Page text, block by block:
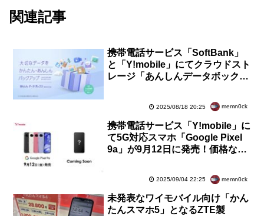
関連記事
携帯電話サービス「SoftBank」
と「Y!mobile」にてクラウドスト
レージ「あんしんデータボック
2025/08/18 20:25 memn0ck
携帯電話サービス「Y!mobile」に
て5G対応スマホ「Google Pixel
9a」が9月12日に発売！価格など
2025/09/04 22:25 memn0ck
未発表なワイモバイル向け「かん
たんスマホ5」となるZTE製